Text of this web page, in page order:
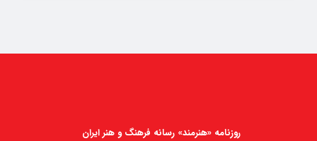
روزنامه «هنرمند» رسانه فرهنگ و هنر ایران